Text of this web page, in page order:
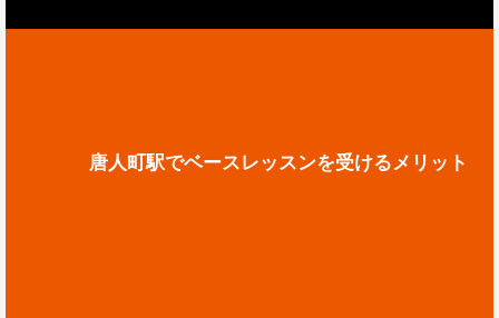
唐人町駅でベースレッスンを受けるメリット